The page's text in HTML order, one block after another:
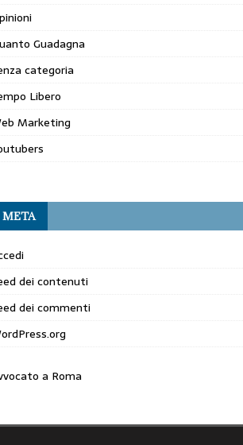
Guadagna
categoria
Libero
Marketing
META
dei contenuti
dei commenti
a Roma